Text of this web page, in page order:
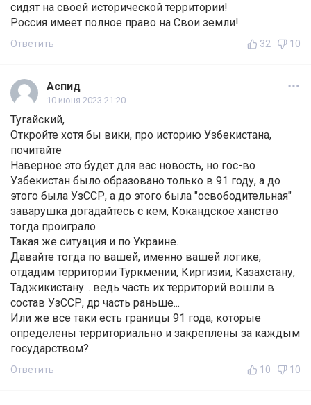
сидят на своей исторической территории!
Россия имеет полное право на Свои земли!
Ответить 32 10
Аспид
10 июня 2023 21:20
Тугайский,
Откройте хотя бы вики, про историю Узбекистана,
почитайте
Наверное это будет для вас новость, но гос-во
Узбекистан было образовано только в 91 году, а до
этого была УзССР, а до этого была "освободительная"
заварушка догадайтесь с кем, Кокандское ханство
тогда проиграло
Такая же ситуация и по Украине.
Давайте тогда по вашей, именно вашей логике,
отдадим территории Туркмении, Киргизии, Казахстану,
Таджикистану... ведь часть их территорий вошли в
состав УзССР, др часть раньше...
Или же все таки есть границы 91 года, которые
определены территориально и закреплены за каждым
государством?
Ответить 10 10